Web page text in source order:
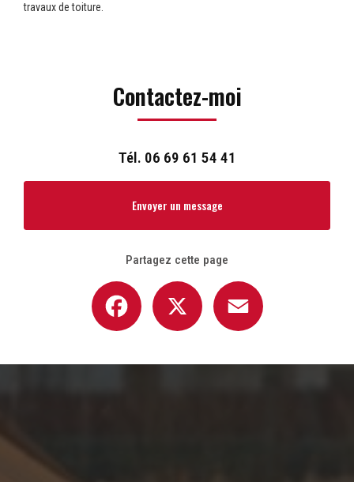
travaux de toiture.
Contactez-moi
Tél. 06 69 61 54 41
Envoyer un message
Partagez cette page
Facebook